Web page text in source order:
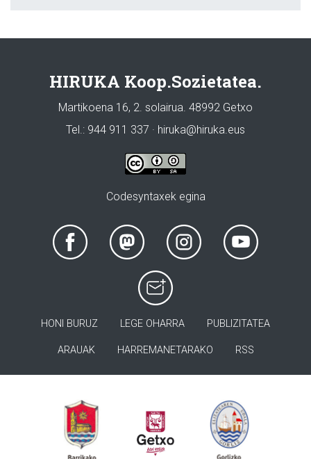
HIRUKA Koop.Sozietatea.
Martikoena 16, 2. solairua. 48992 Getxo
Tel.: 944 911 337 · hiruka@hiruka.eus
Codesyntaxek egina
HONI BURUZ LEGE OHARRA PUBLIZITATEA
ARAUAK HARREMANETARAKO RSS